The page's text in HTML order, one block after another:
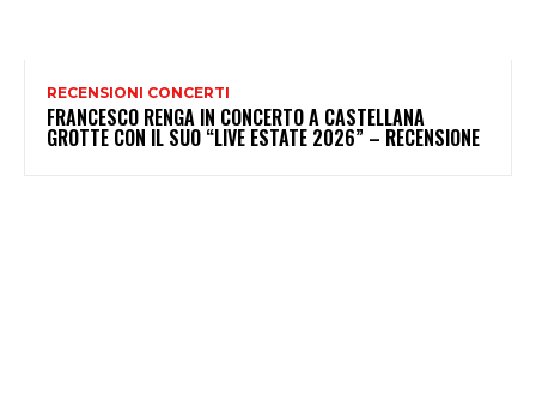
RECENSIONI CONCERTI
FRANCESCO RENGA IN CONCERTO A CASTELLANA
GROTTE CON IL SUO “LIVE ESTATE 2026” – RECENSIONE